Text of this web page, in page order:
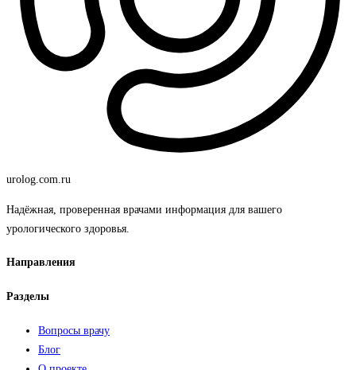
urolog .com.ru
Надёжная, проверенная врачами информация для вашего
урологического здоровья.
Направления
Разделы
Вопросы врачу
Блог